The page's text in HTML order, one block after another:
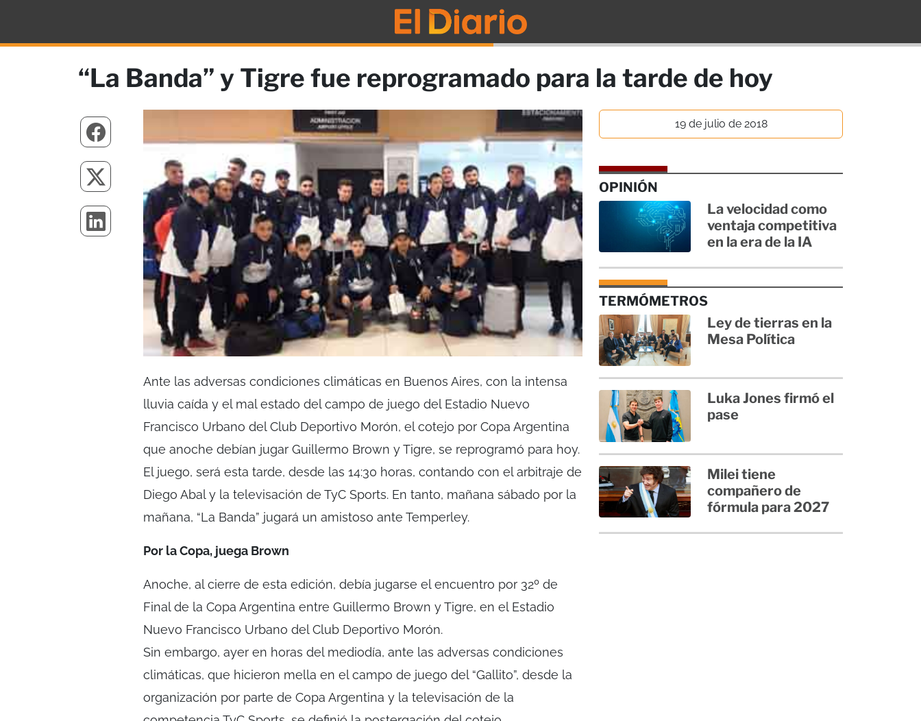
“La Banda” y Tigre fue reprogramado para la tarde de hoy
Ante las adversas condiciones climáticas en Buenos Aires, con la intensa
lluvia caída y el mal estado del campo de juego del Estadio Nuevo
Francisco Urbano del Club Deportivo Morón, el cotejo por Copa Argentina
que anoche debían jugar Guillermo Brown y Tigre, se reprogramó para hoy.
El juego, será esta tarde, desde las 14:30 horas, contando con el arbitraje de
Diego Abal y la televisación de TyC Sports. En tanto, mañana sábado por la
mañana, “La Banda” jugará un amistoso ante Temperley.
Por la Copa, juega Brown
Anoche, al cierre de esta edición, debía jugarse el encuentro por 32º de
Final de la Copa Argentina entre Guillermo Brown y Tigre, en el Estadio
Nuevo Francisco Urbano del Club Deportivo Morón.
Sin embargo, ayer en horas del mediodía, ante las adversas condiciones
climáticas, que hicieron mella en el campo de juego del “Gallito”, desde la
organización por parte de Copa Argentina y la televisación de la
19 de julio de 2018
OPINIÓN
La velocidad como
ventaja competitiva
en la era de la IA
TERMÓMETROS
Ley de tierras en la
Mesa Política
Luka Jones firmó el
pase
Milei tiene
compañero de
fórmula para 2027